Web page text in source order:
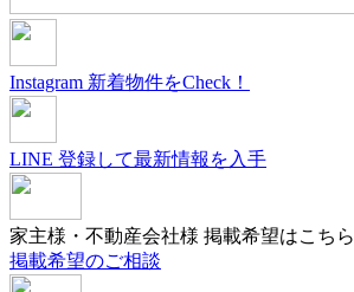
Instagram 新着物件をCheck！
LINE 登録して最新情報を入手
家主様・不動産会社様 掲載希望はこちら
掲載希望のご相談